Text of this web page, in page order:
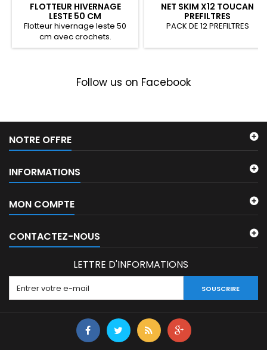
FLOTTEUR HIVERNAGE
LESTE 50 CM
Flotteur hivernage leste 50
cm avec crochets.
NET SKIM X12 TOUCAN
PREFILTRES
PACK DE 12 PREFILTRES
Follow us on Facebook
NOTRE OFFRE
INFORMATIONS
MON COMPTE
CONTACTEZ-NOUS
LETTRE D'INFORMATIONS
SOUSCRIRE